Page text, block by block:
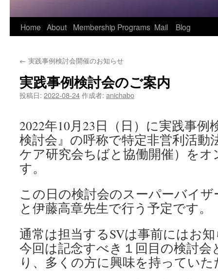
Home About Membership Programs Mail Blog
← 実践事例検討会開催のお知らせ
実践事例検討会のご案内
投稿日: 2022-08-24作成者: anichabo
2022年10月23日（日）に実践事例
検討会』の呼称で特定非営利活動
ケア研究会ちばと協働開催）を
す。
この日の検討会のスーパーバイ
と伊藤高章先生で行う予定です。
通常は担当するSVは事前にはお
今回は記念すべき１回目の検討
り、多くの方に興味を持ってい